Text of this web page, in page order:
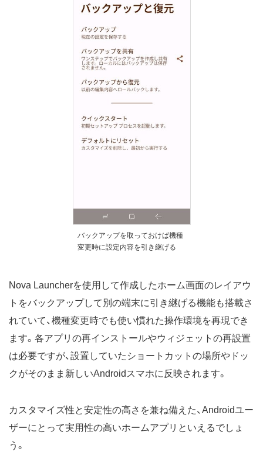
バックアップを取っておけば機種
変更時に設定内容を引き継げる
Nova Launcherを使用して作成したホーム画面のレイアウ
トをバックアップして別の端末に引き継げる機能も搭載さ
れていて、機種変更時でも使い慣れた操作環境を再現でき
ます。各アプリの再インストールやウィジェットの再設置
は必要ですが、設置していたショートカットの場所やドッ
クがそのまま新しいAndroidスマホに反映されます。
カスタマイズ性と安定性の高さを兼ね備えた、Androidユー
ザーにとって実用性の高いホームアプリといえるでしょ
う。